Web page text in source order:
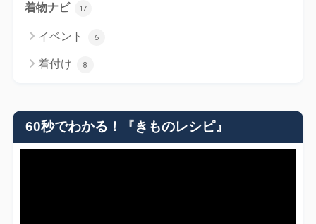
着物ナビ 17
イベント 6
着付け 8
60秒でわかる！『きものレシピ』